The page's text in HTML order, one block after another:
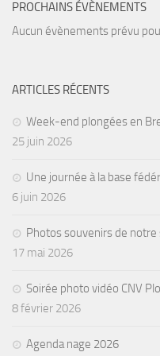
Section Matériel
PROCHAINS ÉVÈNEMENTS
Aucun évènements prévu
ARTICLES RÉCENTS
Week-end plongées en
25 juin 2026
Une journée à la base
6 juin 2026
Photos souvenirs de
17 mai 2026
Soirée photo vidéo CNV
8 février 2026
Agenda nage 2026